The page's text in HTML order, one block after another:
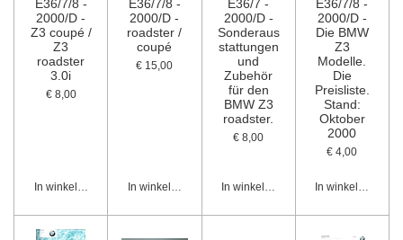
E36/7/8 -
2000/D -
Z3 coupé /
Z3
roadster
3.0i
€ 8,00
In winkelwagen
E36/7/8 -
2000/D -
roadster /
coupé
€ 15,00
In winkelwagen
E36/7 -
2000/D -
Sonderaus
stattungen
und
Zubehör
für den
BMW Z3
roadster.
€ 8,00
In winkelwagen
E36/7/8 -
2000/D -
Die BMW
Z3
Modelle.
Die
Preisliste.
Stand:
Oktober
2000
€ 4,00
In winkelwagen